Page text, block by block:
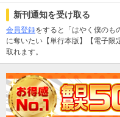
新刊通知を受け取る
会員登録をすると「はやく僕の
に奪いたい【単行本版】【電子限
取れます。